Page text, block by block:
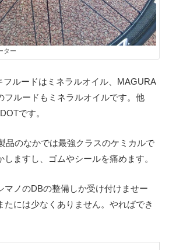
ター
フルードはミネラルオイル、MAGURA
フルードもミネラルオイルです。他
です。
品のなかでは最強クラスのケミカルで
ますし、ゴムやシールを痛めます。
マノのDBの整備しか受け付けませー
たには少なくありません。やればでき